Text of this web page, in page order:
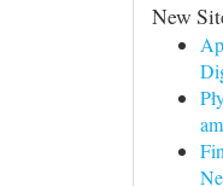
New